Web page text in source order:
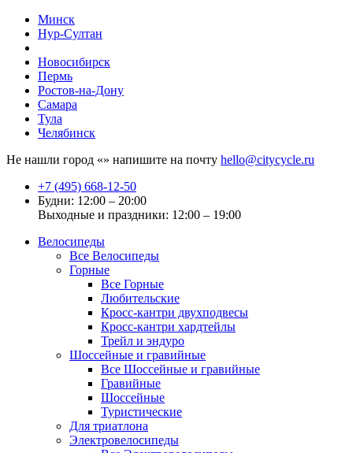
Минск
Нур-Султан
Новосибирск
Пермь
Ростов-на-Дону
Самара
Тула
Челябинск
Не нашли город «» напишите на почту hello@citycycle.ru
+7 (495) 668-12-50
Будни: 12:00 – 20:00
Выходные и праздники: 12:00 – 19:00
Велосипеды
Все Велосипеды
Горные
Все Горные
Любительские
Кросс-кантри двухподвесы
Кросс-кантри хардтейлы
Трейл и эндуро
Шоссейные и гравийные
Все Шоссейные и гравийные
Гравийные
Шоссейные
Туристические
Для триатлона
Электровелосипеды